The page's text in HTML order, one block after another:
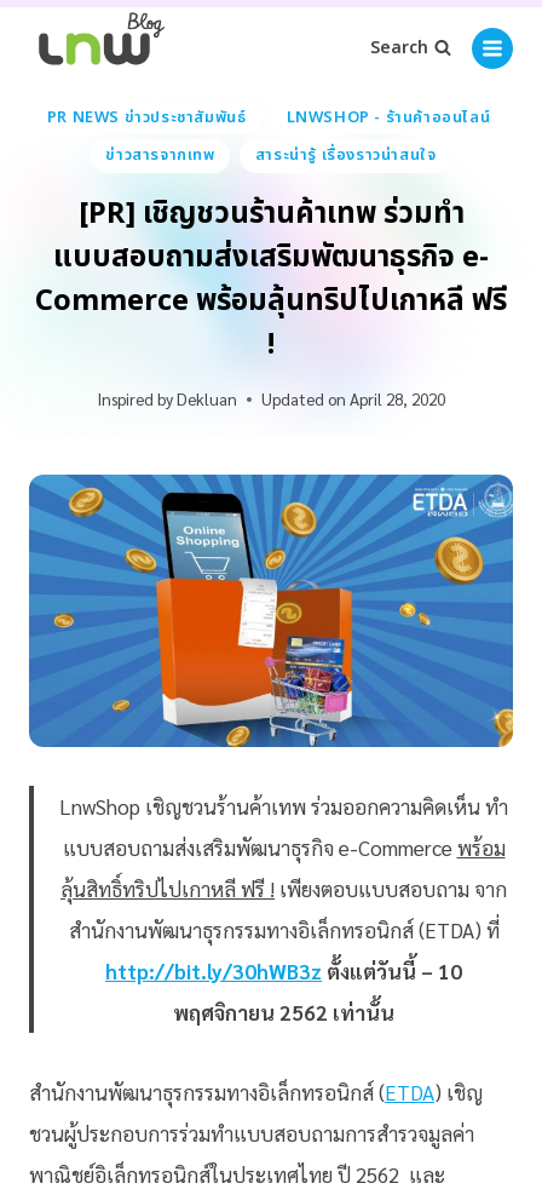
Search
PR NEWS ข่าวประชาสัมพันธ์
LNWSHOP - ร้านค้าออนไลน์
ข่าวสารจากเทพ
สาระน่ารู้ เรื่องราวน่าสนใจ
[PR] เชิญชวนร้านค้าเทพ ร่วมทำ
แบบสอบถามส่งเสริมพัฒนาธุรกิจ e-
Commerce พร้อมลุ้นทริปไปเกาหลี ฟรี
!
Inspired byDekluan Updated on April 28, 2020
LnwShop เชิญชวนร้านค้าเทพ ร่วมออกความคิดเห็น ทำ
แบบสอบถามส่งเสริมพัฒนาธุรกิจ e-Commerce พร้อม
ลุ้นสิทธิ์ทริปไปเกาหลี ฟรี ! เพียงตอบแบบสอบถาม จาก
สำนักงานพัฒนาธุรกรรมทางอิเล็กทรอนิกส์ (ETDA) ที่
http://bit.ly/30hWB3z ตั้งแต่วันนี้ – 10
พฤศจิกายน 2562 เท่านั้น
สำนักงานพัฒนาธุรกรรมทางอิเล็กทรอนิกส์ (ETDA) เชิญ
ชวนผู้ประกอบการร่วมทำแบบสอบถามการสำรวจมูลค่า
พาณิชย์อิเล็กทรอนิกส์ในประเทศไทย ปี 2562 และ